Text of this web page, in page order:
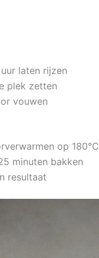
laten rijzen
plek zetten
vouwen
op 180°C
minuten bakken
resultaat